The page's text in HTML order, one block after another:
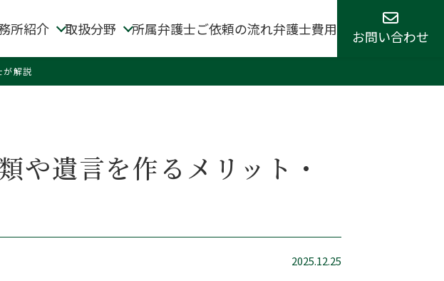
所紹介 取扱分野 所属弁護士ご依頼の流れ弁護士費用 お問い合わせ
が解説
や遺言を作るメリット・
2025.12.25